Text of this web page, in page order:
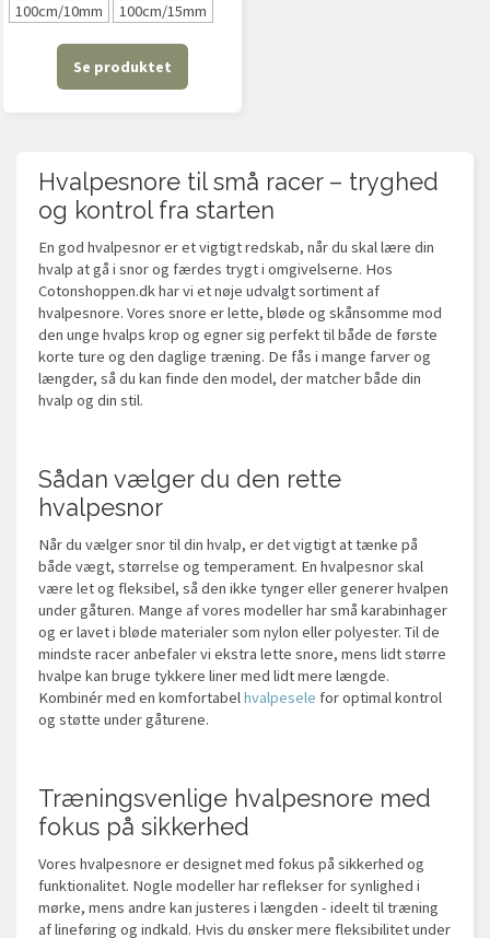
100cm/10mm 100cm/15mm
Se produktet
Hvalpesnore til små racer – tryghed
og kontrol fra starten
En god hvalpesnor er et vigtigt redskab, når du skal lære din
hvalp at gå i snor og færdes trygt i omgivelserne. Hos
Cotonshoppen.dk har vi et nøje udvalgt sortiment af
hvalpesnore. Vores snore er lette, bløde og skånsomme mod
den unge hvalps krop og egner sig perfekt til både de første
korte ture og den daglige træning. De fås i mange farver og
længder, så du kan finde den model, der matcher både din
hvalp og din stil.
Sådan vælger du den rette
hvalpesnor
Når du vælger snor til din hvalp, er det vigtigt at tænke på
både vægt, størrelse og temperament. En hvalpesnor skal
være let og fleksibel, så den ikke tynger eller generer hvalpen
under gåturen. Mange af vores modeller har små karabinhager
og er lavet i bløde materialer som nylon eller polyester. Til de
mindste racer anbefaler vi ekstra lette snore, mens lidt større
hvalpe kan bruge tykkere liner med lidt mere længde.
Kombinér med en komfortabelhvalpesele for optimal kontrol
og støtte under gåturene.
Træningsvenlige hvalpesnore med
fokus på sikkerhed
Vores hvalpesnore er designet med fokus på sikkerhed og
funktionalitet. Nogle modeller har reflekser for synlighed i
mørke, mens andre kan justeres i længden - ideelt til træning
af lineføring og indkald. Hvis du ønsker mere fleksibilitet under